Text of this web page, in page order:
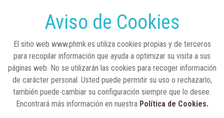
Lilly impulsa "Razones de Peso" para
visibilizar la obesidad
25 de marzo, 2023 ENTRE BASTIDORES
Real Academia Nacional de Farmacia: un
Aviso de Cookies
El sitio web www.phmk.es utiliza cookies propias y de terceros
para recopilar información que ayuda a optimizar su visita a sus
páginas web. No se utilizarán las cookies para recoger información
de carácter personal. Usted puede permitir su uso o rechazarlo,
también puede cambiar su configuración siempre que lo desee.
Encontrará más información en nuestra Política de Cookies.